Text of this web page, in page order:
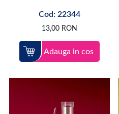
Cod: 22344
13,00 RON
Adauga in cos